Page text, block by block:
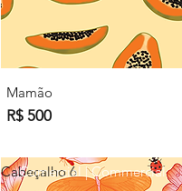
Mamão
R$ 500
Cabeçalho 6
Comercial | Commercial